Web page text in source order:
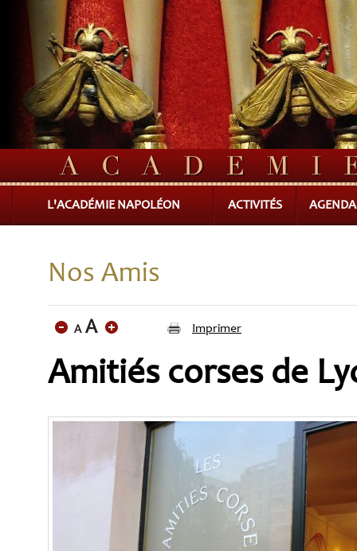
L'ACADÉMIE NAPOLÉON ACTIVITÉS AGENDA
Nos Amis
Imprimer
Amitiés corses de